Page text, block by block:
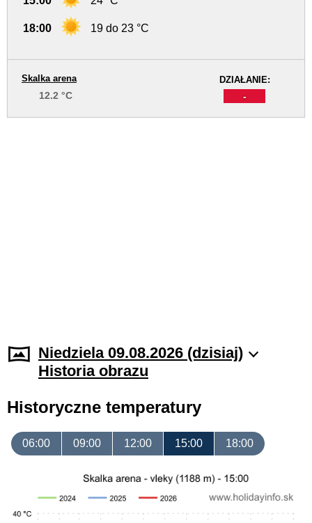
18:00 19 do 23 °C
DZIAŁANIE:
-
Skalka arena
12.2 °C
Niedziela 09.08.2026 (dzisiaj)
Historia obrazu
Historyczne temperatury
06:00 09:00 12:00 15:00 18:00